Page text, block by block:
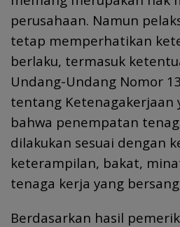
perusahaan. Namun
tetap memperhatikan
berlaku, termasuk
Undang-Undang Nomor
tentang Ketenagakerjaan
bahwa penempatan
dilakukan sesuai dengan
keterampilan, bakat,
tenaga kerja yang
Berdasarkan hasil